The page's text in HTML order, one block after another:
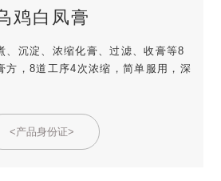
鸡白凤膏
、沉淀、浓缩化膏、过滤、收膏等8
方，8道工序4次浓缩，简单服用，深
<产品身份证>